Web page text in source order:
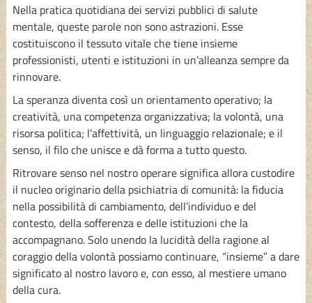
Nella pratica quotidiana dei servizi pubblici di salute
mentale, queste parole non sono astrazioni. Esse
costituiscono il tessuto vitale che tiene insieme
professionisti, utenti e istituzioni in un’alleanza sempre da
rinnovare.
La speranza diventa così un orientamento operativo; la
creatività, una competenza organizzativa; la volontà, una
risorsa politica; l’affettività, un linguaggio relazionale; e il
senso, il filo che unisce e dà forma a tutto questo.
Ritrovare senso nel nostro operare significa allora custodire
il nucleo originario della psichiatria di comunità: la fiducia
nella possibilità di cambiamento, dell’individuo e del
contesto, della sofferenza e delle istituzioni che la
accompagnano. Solo unendo la lucidità della ragione al
coraggio della volontà possiamo continuare, “insieme” a dare
significato al nostro lavoro e, con esso, al mestiere umano
della cura.